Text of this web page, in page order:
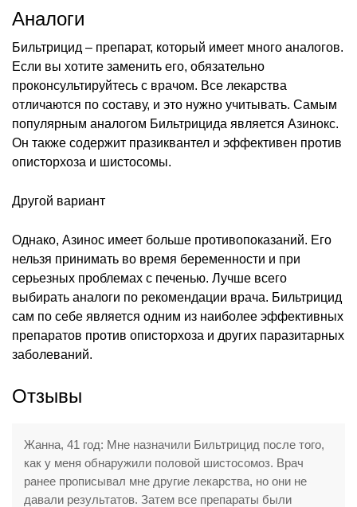
Аналоги
Бильтрицид – препарат, который имеет много аналогов.
Если вы хотите заменить его, обязательно
проконсультируйтесь с врачом. Все лекарства
отличаются по составу, и это нужно учитывать. Самым
популярным аналогом Бильтрицида является Азинокс.
Он также содержит празиквантел и эффективен против
описторхоза и шистосомы.
Другой вариант
Однако, Азинос имеет больше противопоказаний. Его
нельзя принимать во время беременности и при
серьезных проблемах с печенью. Лучше всего
выбирать аналоги по рекомендации врача. Бильтрицид
сам по себе является одним из наиболее эффективных
препаратов против описторхоза и других паразитарных
заболеваний.
Отзывы
Жанна, 41 год: Мне назначили Бильтрицид после того,
как у меня обнаружили половой шистосомоз. Врач
ранее прописывал мне другие лекарства, но они не
давали результатов. Затем все препараты были